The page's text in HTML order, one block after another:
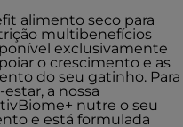
alimento seco para
multibenefícios
exclusivamente
o crescimento e as
do seu gatinho. Para
a nossa
nutre o seu
e está formulada